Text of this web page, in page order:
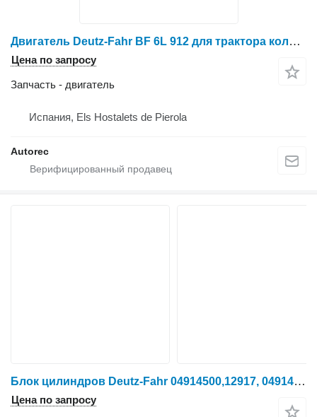
Двигатель Deutz-Fahr BF 6L 912 для трактора колесного Deutz-Fahr
Цена по запросу
Запчасть - двигатель
Испания, Els Hostalets de Pierola
Autorec
Блок цилиндров Deutz-Fahr 04914500,12917, 04914639 Блок Deu для трактора колесного
Цена по запросу